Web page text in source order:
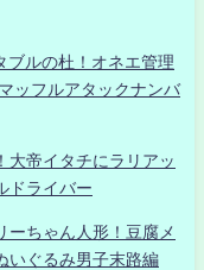
ブルの杜！オネエ管理
ッフルアタックナンバ
大帝イタチにラリアッ
ドライバー
ちゃん人形！豆腐メ
いぐるみ男子末路編